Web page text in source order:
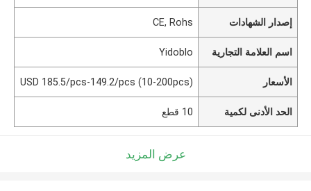
إصدار الشهادات CE, Rohs
اسم العلامة التجارية Yidoblo
الأسعار USD 185.5/pcs-149.2/pcs (10-200pcs)
الحد الأدنى لكمية 10 قطع
عرض المزيد